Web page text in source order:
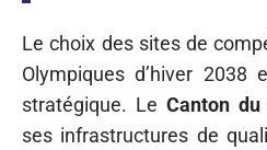
Le choix des sites de
Olympiques d’hiver 2038
stratégique. Le Canton du
ses infrastructures de